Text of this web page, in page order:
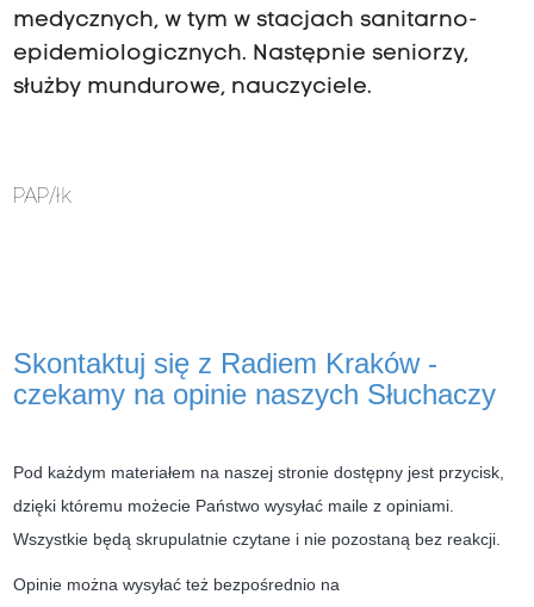
medycznych, w tym w stacjach sanitarno-
epidemiologicznych. Następnie seniorzy,
służby mundurowe, nauczyciele.
PAP/łk
Skontaktuj się z Radiem Kraków -
czekamy na opinie naszych Słuchaczy
Pod każdym materiałem na naszej stronie dostępny jest przycisk,
dzięki któremu możecie Państwo wysyłać maile z opiniami.
Wszystkie będą skrupulatnie czytane i nie pozostaną bez reakcji.
Opinie można wysyłać też bezpośrednio na